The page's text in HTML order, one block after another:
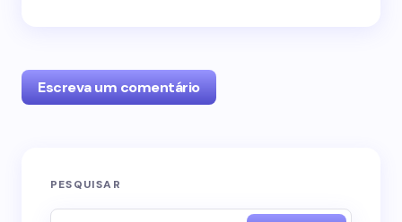
Escreva um comentário
O seu endereço de e-mail não será publicado.
PESQUISAR